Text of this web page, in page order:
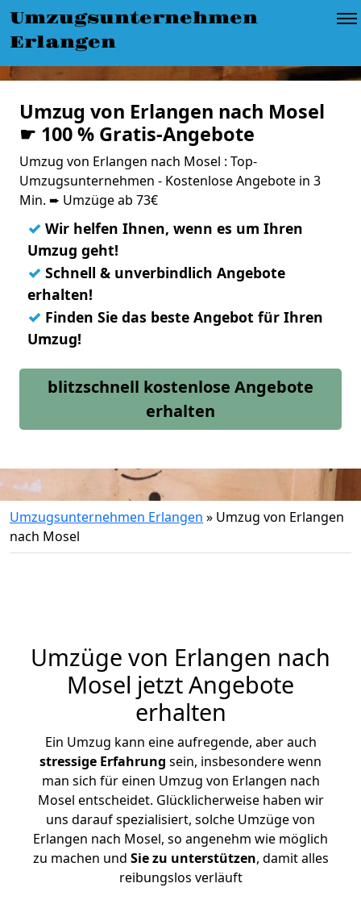
Umzugsunternehmen
Erlangen
Umzug von Erlangen nach Mosel
☛ 100 % Gratis-Angebote
Umzug von Erlangen nach Mosel : Top-
Umzugsunternehmen - Kostenlose Angebote in 3
Min. ➨ Umzüge ab 73€
✓ Wir helfen Ihnen, wenn es um Ihren
Umzug geht!
✓ Schnell & unverbindlich Angebote
erhalten!
✓ Finden Sie das beste Angebot für Ihren
Umzug!
blitzschnell kostenlose Angebote
erhalten
Umzugsunternehmen Erlangen » Umzug von Erlangen
nach Mosel
Umzüge von Erlangen nach
Mosel jetzt Angebote
erhalten
Ein Umzug kann eine aufregende, aber auch
stressige Erfahrung sein, insbesondere wenn
man sich für einen Umzug von Erlangen nach
Mosel entscheidet. Glücklicherweise haben wir
uns darauf spezialisiert, solche Umzüge von
Erlangen nach Mosel, so angenehm wie möglich
zu machen und Sie zu unterstützen, damit alles
reibungslos verläuft